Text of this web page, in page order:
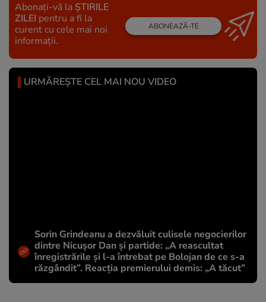
Abonați-vă la ȘTIRILE
ZILEI pentru a fi la
curent cu cele mai noi
informații.
ABONEAZĂ-TE
URMĂREȘTE CEL MAI NOU VIDEO
Sorin Grindeanu a dezvăluit culisele negocierilor
dintre Nicușor Dan și partide: „A reascultat
înregistrările și l-a întrebat pe Bolojan de ce s-a
răzgândit”. Reacția premierului demis: „A tăcut”